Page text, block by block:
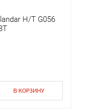
H/T G056
В КОРЗИНУ